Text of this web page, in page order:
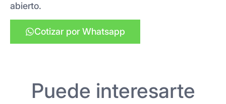
abierto.
Cotizar por Whatsapp
Puede interesarte